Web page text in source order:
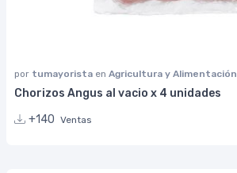
por tumayorista en Agricultura y Alimentación
Chorizos Angus al vacio x 4 unidades
+140 Ventas